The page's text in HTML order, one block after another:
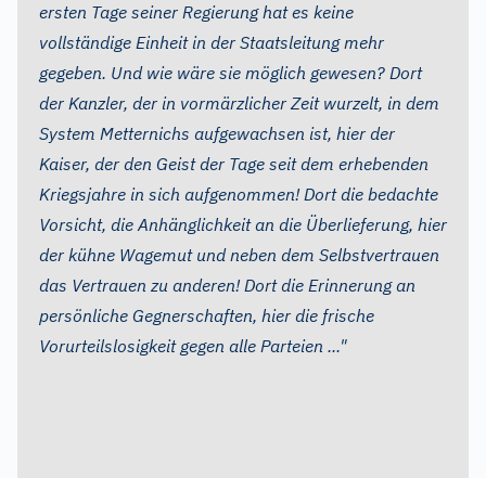
ersten Tage seiner Regierung hat es keine
vollständige Einheit in der Staatsleitung mehr
gegeben. Und wie wäre sie möglich gewesen? Dort
der Kanzler, der in vormärzlicher Zeit wurzelt, in dem
System Metternichs aufgewachsen ist, hier der
Kaiser, der den Geist der Tage seit dem erhebenden
Kriegsjahre in sich aufgenommen! Dort die bedachte
Vorsicht, die Anhänglichkeit an die Überlieferung, hier
der kühne Wagemut und neben dem Selbstvertrauen
das Vertrauen zu anderen! Dort die Erinnerung an
persönliche Gegnerschaften, hier die frische
Vorurteilslosigkeit gegen alle Parteien ..."